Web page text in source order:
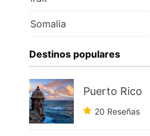
Somalia
Destinos populares
Puerto Rico
20 Reseñas